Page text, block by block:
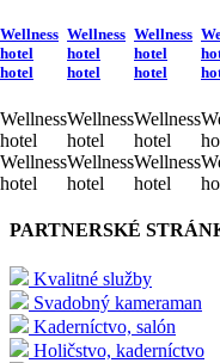
Wellness
hotel
hotel
Wellness
hotel
Wellness
hotel
Wellness
hotel
hotel
Wellness
hotel
Wellness
hotel
Wellness
hotel
hotel
Wellness
hotel
Wellness
hotel
PARTNERSKÉ
Kvalitné služby
Svadobný kameraman
Kaderníctvo, salón
Holičstvo, kaderníctvo